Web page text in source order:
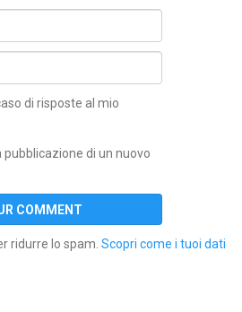
di risposte al mio
di un nuovo
ridurre lo spam. Scopri come i tuoi dati